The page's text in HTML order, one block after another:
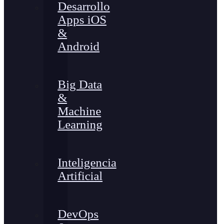
Desarrollo
Apps iOS
&
Android
Big Data
&
Machine
Learning
Inteligencia
Artificial
DevOps